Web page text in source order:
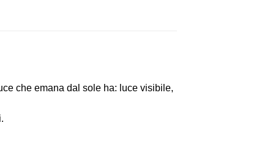
che emana dal sole ha: luce visibile,